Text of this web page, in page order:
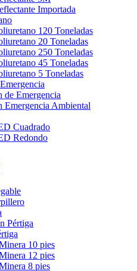
Importada
120 Toneladas
20 Toneladas
250 Toneladas
45 Toneladas
5 Toneladas
de Emergencia
Emergencia Ambiental
Cuadrado
Redondo
Pértiga
10 pies
12 pies
8 pies